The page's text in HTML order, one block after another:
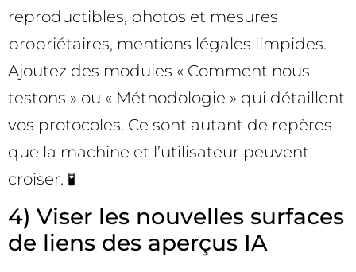
reproductibles, photos et mesures
propriétaires, mentions légales limpides.
Ajoutez des modules « Comment nous
testons » ou « Méthodologie » qui détaillent
vos protocoles. Ce sont autant de repères
que la machine et l’utilisateur peuvent
croiser. 🧪
4) Viser les nouvelles surfaces
de liens des aperçus IA